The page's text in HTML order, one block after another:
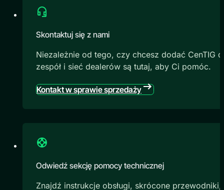
Skontaktuj się z nami
Niezależnie od tego, czy chcesz dodać CenTIG
zespół i sieć dealerów są tutaj, aby Ci pomóc.
Kontakt w sprawie sprzedaży
Odwiedź sekcję pomocy technicznej
Znajdź instrukcje obsługi, skrócone